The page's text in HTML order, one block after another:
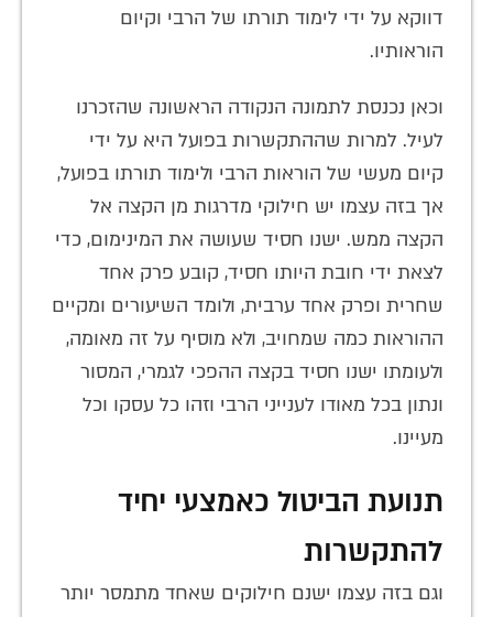
דווקא על ידי לימוד תורתו של הרבי וקיום
הוראותיו.
וכאן נכנסת לתמונה הנקודה הראשונה שהזכרנו
לעיל. למרות שההתקשרות בפועל היא על ידי
קיום מעשי של הוראות הרבי ולימוד תורתו בפועל,
אך בזה עצמו יש חילוקי מדרגות מן הקצה אל
הקצה ממש. ישנו חסיד שעושה את המינימום, כדי
לצאת ידי חובת היותו חסיד, קובע פרק אחד
שחרית ופרק אחד ערבית, ולומד השיעורים ומקיים
ההוראות כמה שמחויב, ולא מוסיף על זה מאומה,
ולעומתו ישנו חסיד בקצה ההפכי לגמרי, המסור
ונתון בכל מאודו לענייני הרבי וזהו כל עסקו וכל
מעיינו.
תנועת הביטול כאמצעי יחיד
להתקשרות
וגם בזה עצמו ישנם חילוקים שאחד מתמסר יותר